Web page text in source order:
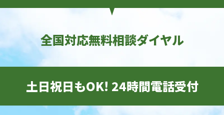
全国対応無料相談ダイヤル
土日祝日もOK! 24時間電話受付